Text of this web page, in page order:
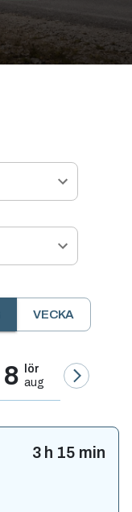
VECKA
8
lör
aug
3h 15 min